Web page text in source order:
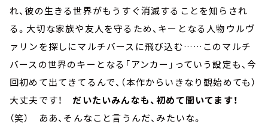
れ、彼の生きる世界がもうすぐ消滅することを知らされ
る。大切な家族や友人を守るため、キーとなる人物ウルヴ
ァリンを探しにマルチバースに飛び込む……このマルチ
バースの世界のキーとなる「アンカー」っていう設定も、今
回初めて出てきてるんで、（本作からいきなり観始めても）
大丈夫です！ だいたいみんなも、初めて聞いてます！
（笑） ああ、そんなこと言うんだ、みたいな。